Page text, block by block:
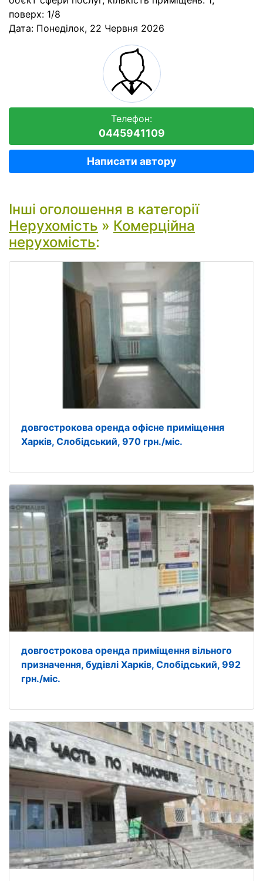
поверх: 1/8
Дата: Понеділок, 22 Червня 2026
Телефон:
0445941109
Написати автору
Інші оголошення в категорії
Нерухомість » Комерційна
нерухомість:
довгострокова оренда офісне приміщення
Харків, Слобідський, 970 грн./міс.
довгострокова оренда приміщення вільного
призначення, будівлі Харків, Слобідський, 992
грн./міс.